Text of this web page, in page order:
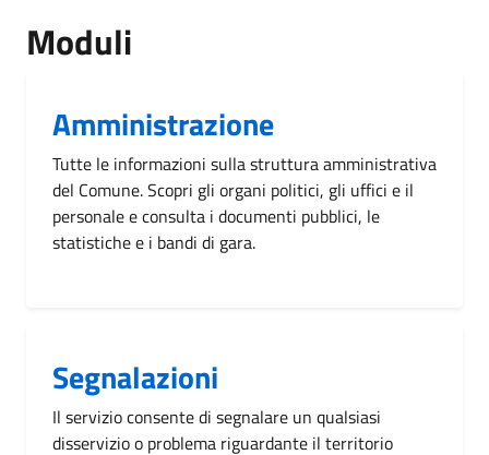
Moduli
Amministrazione
Tutte le informazioni sulla struttura amministrativa
del Comune. Scopri gli organi politici, gli uffici e il
personale e consulta i documenti pubblici, le
statistiche e i bandi di gara.
Segnalazioni
Il servizio consente di segnalare un qualsiasi
disservizio o problema riguardante il territorio